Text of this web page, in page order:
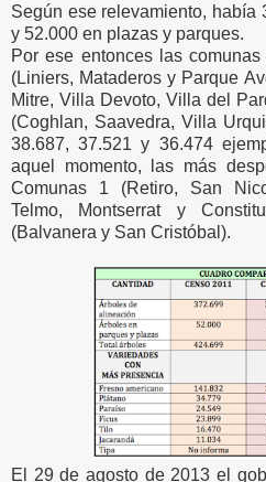
Según ese relevamiento, había
y 52.000 en plazas y parques.
Por ese entonces las
(Liniers, Mataderos y Parque
Mitre, Villa Devoto, Villa del
(Coghlan, Saavedra, Villa
38.687, 37.521 y 36.474
aquel momento, las más
Comunas 1 (Retiro, San
Telmo, Montserrat y
(Balvanera y San Cristóbal).
El 29 de agosto de 2013 el